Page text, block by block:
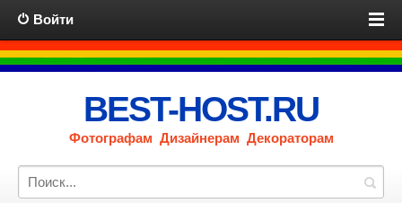
Войти
BEST-HOST.RU
Фотографам Дизайнерам Декораторам